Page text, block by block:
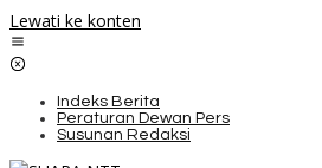
Lewati ke konten
Indeks Berita
Peraturan Dewan Pers
Susunan Redaksi